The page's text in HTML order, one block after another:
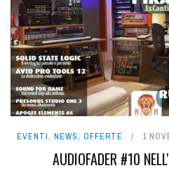
EVENTI, NEWS, OFFERTE 1
AUDIOFADER #10